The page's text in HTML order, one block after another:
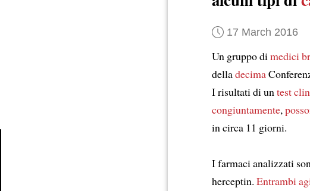
17 March 2016
Un gruppo dimedici
delladecima
I risultati di untest
congiuntamente,
in circa 11 giorni.
I farmaci analizzati
herceptin. Entrambi